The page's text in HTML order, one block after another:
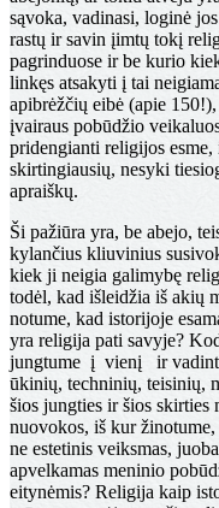
sąvoka, vadinasi, loginė
rastų ir savin įimtų tokį
pagrinduose ir be kurio
linkęs at­sakyti į tai
apibrėžčių eibė (apie
įvairaus pobūdžio
pridengianti religijos esme,
skirtingiausių, nesyki
apraiškų.
Ši pažiūra yra, be abejo,
kylančius kliuvinius
kiek ji neigia galimybę
todėl, kad iš­leidžia iš akių
notume, kad istorijoje
yra religija pati savyje?
jungtume į vienį ir
ūkinių, techninių, teisinių,
šios jungties ir šios skirties
nuovokos, iš kur
ne estetinis veiksmas,
apvelkamas meninio
eitynėmis? Religija kaip